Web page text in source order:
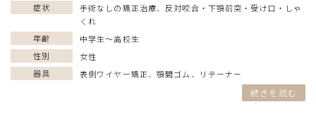
症状 手術なしの矯正治療、 反対咬合・下顎前突・受け口・しゃ
くれ
年齢
中学生〜高校生
性別
女性
器具
表側ワイヤー矯正、顎間ゴム 、 リテーナー
続きを読む